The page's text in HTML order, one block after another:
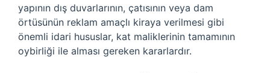
yapının dış duvarlarının, çatısının veya dam
örtüsünün reklam amaçlı kiraya verilmesi gibi
önemli idari hususlar, kat maliklerinin tamamının
oybirliği ile alması gereken kararlardır.